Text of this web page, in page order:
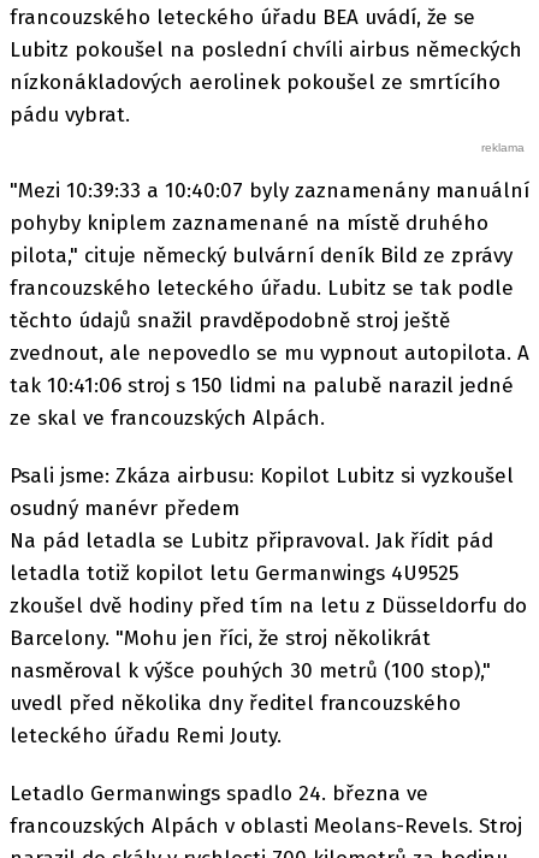
francouzského leteckého úřadu BEA uvádí, že se
Lubitz pokoušel na poslední chvíli airbus německých
nízkonákladových aerolinek pokoušel ze smrtícího
pádu vybrat.
"Mezi 10:39:33 a 10:40:07 byly zaznamenány manuální
pohyby kniplem zaznamenané na místě druhého
pilota," cituje německý bulvární deník Bild ze zprávy
francouzského leteckého úřadu. Lubitz se tak podle
těchto údajů snažil pravděpodobně stroj ještě
zvednout, ale nepovedlo se mu vypnout autopilota. A
tak 10:41:06 stroj s 150 lidmi na palubě narazil jedné
ze skal ve francouzských Alpách.
Psali jsme: Zkáza airbusu: Kopilot Lubitz si vyzkoušel
osudný manévr předem
Na pád letadla se Lubitz připravoval. Jak řídit pád
letadla totiž kopilot letu Germanwings 4U9525
zkoušel dvě hodiny před tím na letu z Düsseldorfu do
Barcelony. "Mohu jen říci, že stroj několikrát
nasměroval k výšce pouhých 30 metrů (100 stop),"
uvedl před několika dny ředitel francouzského
leteckého úřadu Remi Jouty.
Letadlo Germanwings spadlo 24. března ve
francouzských Alpách v oblasti Meolans-Revels. Stroj